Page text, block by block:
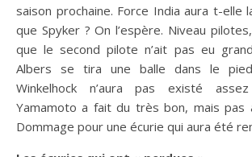
saison prochaine. Force India aura t-elle
que Spyker ? On l’espère. Niveau
que le second pilote n’ait pas eu
Albers se tira une balle dans le
Winkelhock n’aura pas existé
Yamamoto a fait du très bon, mais pas
Dommage pour une écurie qui aura été